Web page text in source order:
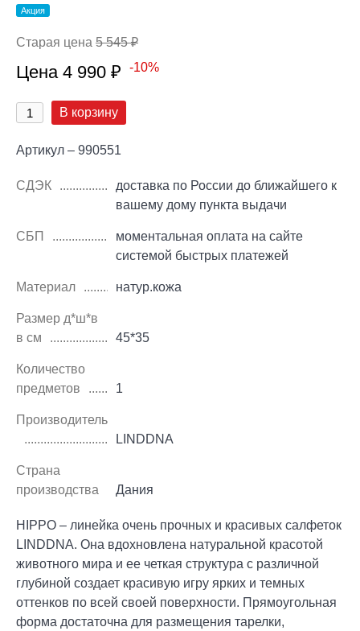
Акция
Старая цена 5 545 ₽
Цена 4 990 ₽ -10%
В корзину
Артикул – 990551
СДЭК
доставка по России до ближайшего к
вашему дому пункта выдачи
СБП
моментальная оплата на сайте
системой быстрых платежей
Материал натур.кожа
Размер д*ш*в
в см
45*35
Количество
предметов
1
Производитель
LINDDNA
Страна
производства
Дания
HIPPO – линейка очень прочных и красивых салфеток
LINDDNA. Она вдохновлена натуральной красотой
животного мира и ее четкая структура с различной
глубиной создает красивую игру ярких и темных
оттенков по всей своей поверхности. Прямоугольная
форма достаточна для размещения тарелки,